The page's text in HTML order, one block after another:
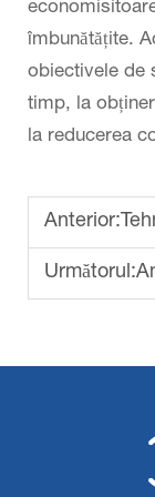
îmbunătățite.
obiectivele de
timp, la
la reducerea
Anterior:
Următorul: